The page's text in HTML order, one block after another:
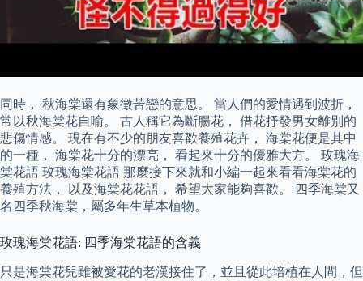
同時， 秋海棠還有象徵苦戀的意思。 當人們的愛情遇到波折，
常以秋海棠花自喻。 古人稱它為斷腸花， 借花抒發男女離別的
悲傷情感。 現在有不少的朋友喜歡養殖花卉， 海棠花便是其中
的一種， 海棠花十分的漂亮， 看起來十分的優雅大方。 玫瑰海
棠花語 玫瑰海棠花語 那麼接下來就和小編一起來看看海棠花的
養殖方法， 以及海棠花花語， 希望大家能夠喜歡。 四季海棠又
名四季秋海棠，屬多年生草本植物。
玫瑰海棠花語: 四季海棠花語的含義
只是海棠花兒雖被愛花的老漢接住了，並且從此培植在人間，但